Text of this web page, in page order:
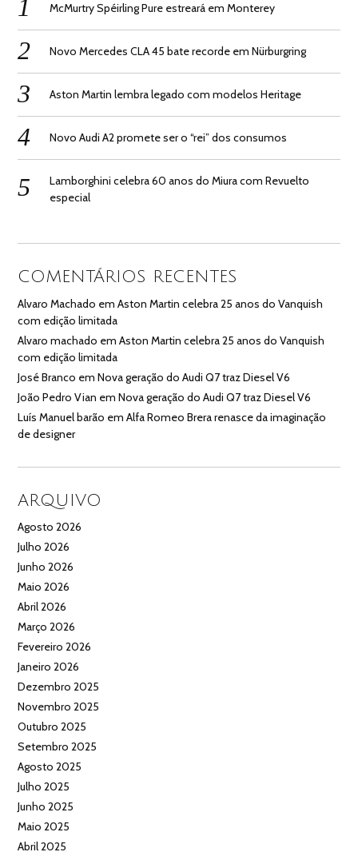
McMurtry Spéirling Pure estreará em Monterey
Novo Mercedes CLA 45 bate recorde em Nürburgring
Aston Martin lembra legado com modelos Heritage
Novo Audi A2 promete ser o “rei” dos consumos
Lamborghini celebra 60 anos do Miura com Revuelto
especial
COMENTÁRIOS RECENTES
Alvaro Machado emAston Martin celebra 25 anos do Vanquish
com edição limitada
Alvaro machado emAston Martin celebra 25 anos do Vanquish
com edição limitada
José Branco emNova geração do Audi Q7 traz Diesel V6
João Pedro Vian emNova geração do Audi Q7 traz Diesel V6
Luís Manuel barão emAlfa Romeo Brera renasce da imaginação
de designer
ARQUIVO
Agosto 2026
Julho 2026
Junho 2026
Maio 2026
Abril 2026
Março 2026
Fevereiro 2026
Janeiro 2026
Dezembro 2025
Novembro 2025
Outubro 2025
Setembro 2025
Agosto 2025
Julho 2025
Junho 2025
Maio 2025
Abril 2025